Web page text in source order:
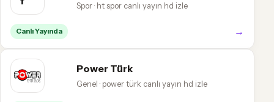
Spor · ht spor canlı yayın hd izle
Canlı Yayında →
Power Türk
Genel · power türk canlı yayın hd izle